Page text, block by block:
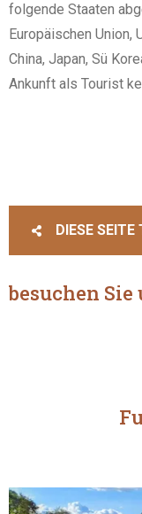
folgende Staaten
Europäischen Union,
China, Japan, Sü
Ankunft als Tourist
DIESE SEITE
besuchen Sie